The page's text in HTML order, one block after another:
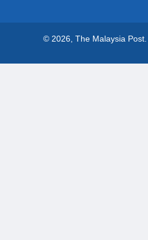
© 2026, The Malaysia Post.